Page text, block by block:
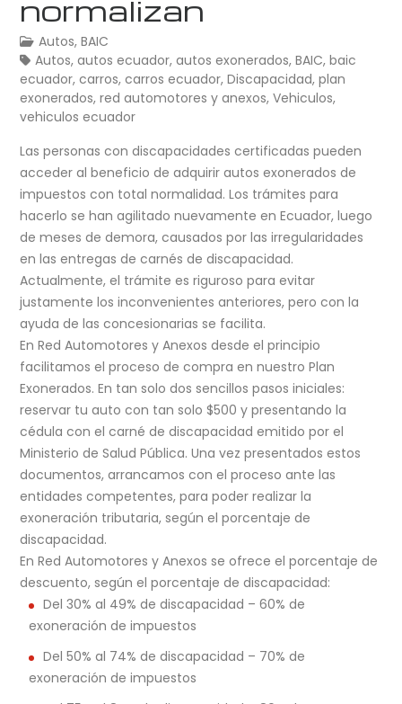
normalizan
Autos,BAIC
Autos,autos ecuador,autos exonerados,BAIC,baic
ecuador,carros,carros ecuador,Discapacidad,plan
exonerados,red automotores y anexos,Vehiculos,
vehiculos ecuador
Las personas con discapacidades certificadas pueden
acceder al beneficio de adquirir autos exonerados de
impuestos con total normalidad. Los trámites para
hacerlo se han agilitado nuevamente en Ecuador, luego
de meses de demora, causados por las irregularidades
en las entregas de carnés de discapacidad.
Actualmente, el trámite es riguroso para evitar
justamente los inconvenientes anteriores, pero con la
ayuda de las concesionarias se facilita.
En Red Automotores y Anexos desde el principio
facilitamos el proceso de compra en nuestro Plan
Exonerados. En tan solo dos sencillos pasos iniciales:
reservar tu auto con tan solo $500 y presentando la
cédula con el carné de discapacidad emitido por el
Ministerio de Salud Pública. Una vez presentados estos
documentos, arrancamos con el proceso ante las
entidades competentes, para poder realizar la
exoneración tributaria, según el porcentaje de
discapacidad.
En Red Automotores y Anexos se ofrece el porcentaje de
descuento, según el porcentaje de discapacidad:
Del 30% al 49% de discapacidad – 60% de
exoneración de impuestos
Del 50% al 74% de discapacidad – 70% de
exoneración de impuestos